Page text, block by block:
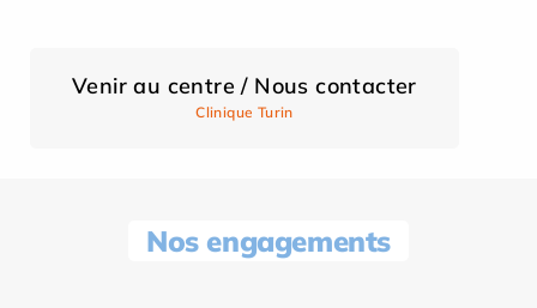
Venir au centre / Nous contacter
Clinique Turin
Nos engagements